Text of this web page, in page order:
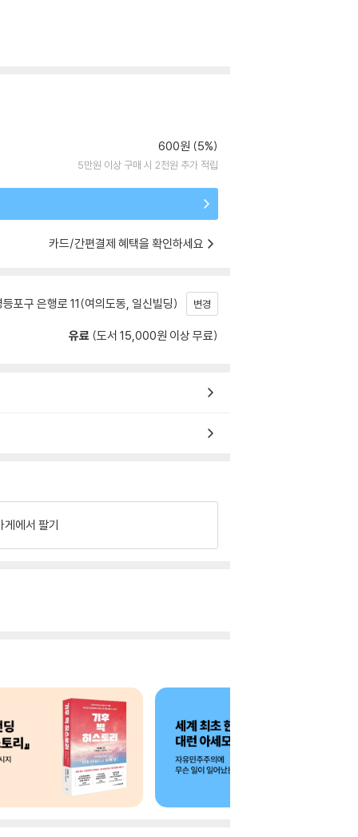
600원 (5%)
5만원 이상 구매 시 2천원 추가 적립
카드/간편결제 혜택을 확인하세요
포구 은행로 11(여의도동, 일신빌딩) 변경
유료 (도서 15,000원 이상 무료)
게에서 팔기